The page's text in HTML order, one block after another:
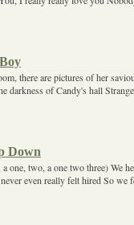
there are pictures of her
darkness of Candy's hall
Down
one, two, a one two three) We
even really felt hired So we